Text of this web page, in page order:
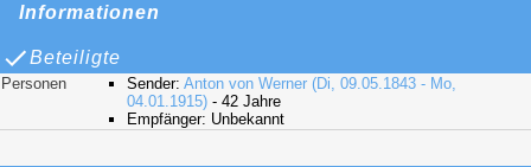
Informationen
Beteiligte
Personen Sender:Anton von Werner (Di, 09.05.1843 - Mo,
04.01.1915) - 42 Jahre
Empfänger: Unbekannt